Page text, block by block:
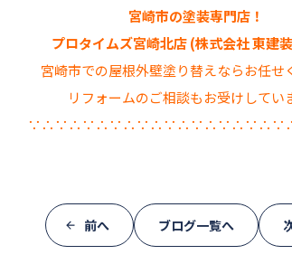
宮崎市の塗装専門店！
プロタイムズ宮崎北店 (株式会社 東建装
宮崎市での屋根外壁塗り替えならお任せ
リフォームのご相談もお受けしてい
前へ ブログ一覧へ